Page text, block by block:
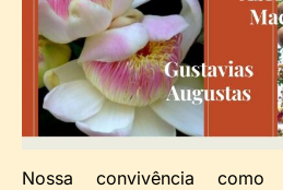
Nossa convivência